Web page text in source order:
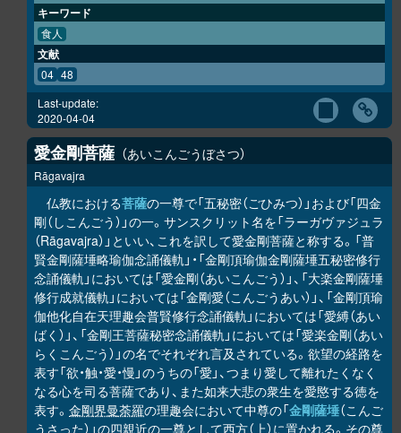
キーワード
食人
文献
04 48
Last-update:
2020-04-04
愛金剛菩薩 あいこんごうぼさつ
Rāgavajra
仏教における菩薩の一尊で「五秘密（ごひみつ）」および「四金
剛（しこんごう）」の一。サンスクリット名を「ラーガヴァジュラ
（Rāgavajra）」といい、これを訳して愛金剛菩薩と称する。「普
賢金剛薩埵略瑜伽念誦儀軌」・「金剛頂瑜伽金剛薩埵五秘密修行
念誦儀軌」においては「愛金剛（あいこんごう）」、「大楽金剛薩埵
修行成就儀軌」においては「金剛愛（こんごうあい）」、「金剛頂瑜
伽他化自在天理趣会普賢修行念誦儀軌」においては「愛縛（あい
ばく）」、「金剛王菩薩秘密念誦儀軌」においては「愛楽金剛（あい
らくこんごう）」の名でそれぞれ言及されている。欲望の経路を
表す「欲・触・愛・慢」のうちの「愛」、つまり愛して離れたくなく
なる心を司る菩薩であり、また如来大悲の衆生を愛愍する徳を
表す。 金剛界曼荼羅の理趣会において中尊の「金剛薩埵（こんご
うさった）」の四親近の一尊として西方（上）に置かれる。その尊